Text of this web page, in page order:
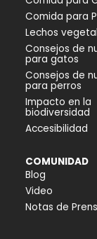
Comida para
Lechos
Consejos de
para gatos
Consejos de
para perros
Impacto en la
biodiversidad
Accesibilidad
COMUNIDAD
Blog
Video
Notas de